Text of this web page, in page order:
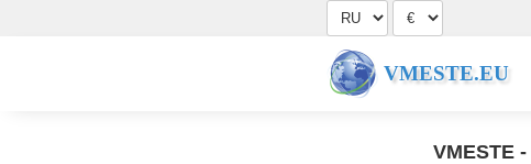
VMESTE.EU
VMESTE-